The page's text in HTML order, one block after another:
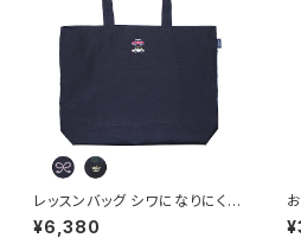
レッスンバッグ シワになりにくい
ラクラク素材（クラウン除く）
¥6,380